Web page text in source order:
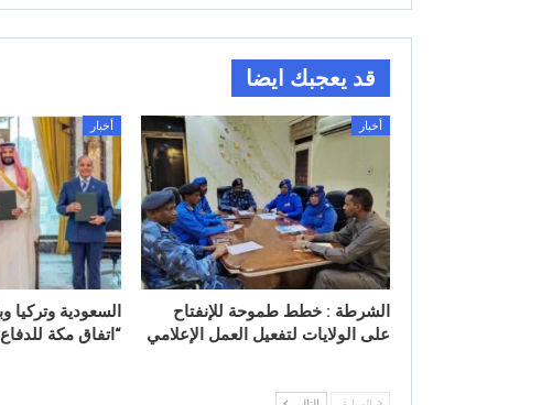
قد يعجبك ايضا
أخبار
الشرطة : خطط طموحة للإنفتاح
على الولايات لتفعيل العمل الإعلامي
أخبار
السعودية وتركيا
“اتفاق مكة